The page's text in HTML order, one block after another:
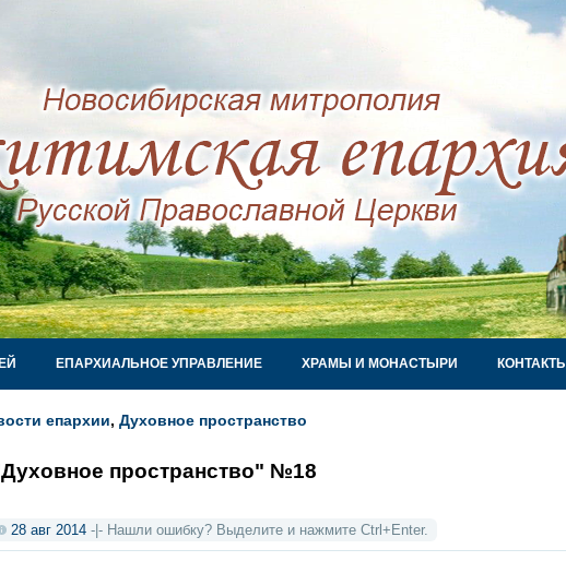
ЕПАРХИАЛЬНОЕ УПРАВЛЕНИЕ ХРАМЫ И МОНАСТЫРИ
епархии, Духовное пространство
пространство" №18
28 авг 2014 -|- Нашли ошибку? Выделите и нажмите Ctrl+Enter.